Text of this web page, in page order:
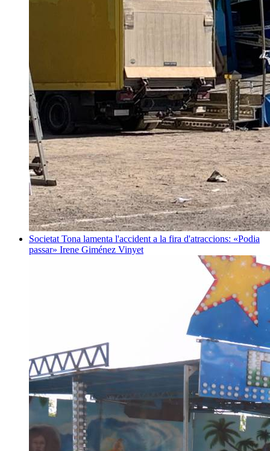
Societat Tona lamenta l'accident a la fira d'atraccions: «Podia
passar» Irene Giménez Vinyet